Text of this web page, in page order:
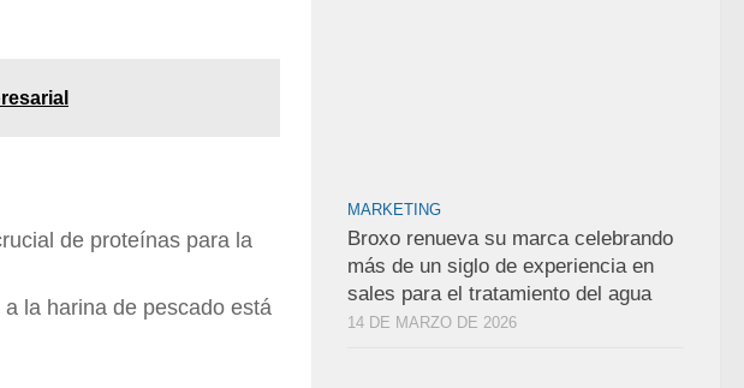
de proteínas para la
la harina de pescado está
MARKETING
Broxo renueva su marca celebrando
más de un siglo de experiencia en
sales para el tratamiento del agua
14 DE MARZO DE 2026